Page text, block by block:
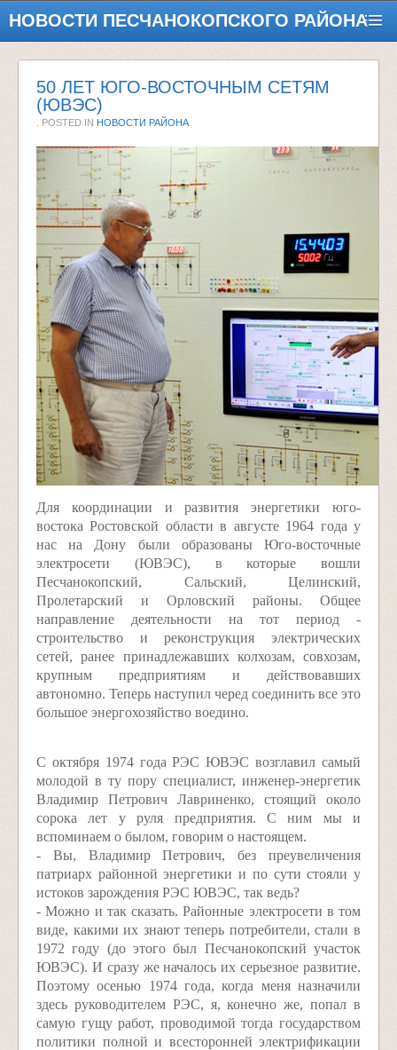
НОВОСТИ ПЕСЧАНОКОПСКОГО РАЙОНА
50 ЛЕТ ЮГО-ВОСТОЧНЫМ СЕТЯМ
(ЮВЭС)
. POSTED IN НОВОСТИ РАЙОНА
Для координации и развития энергетики юго-
востока Ростовской области в августе 1964 года у
нас на Дону были образованы Юго-восточные
электросети (ЮВЭС), в которые вошли
Песчанокопский, Сальский, Целинский,
Пролетарский и Орловский районы. Общее
направление деятельности на тот период -
строительство и реконструкция электрических
сетей, ранее принадлежавших колхозам, совхозам,
крупным предприятиям и действовавших
автономно. Теперь наступил черед соединить все это
большое энергохозяйство воедино.
С октября 1974 года РЭС ЮВЭС возглавил самый
молодой в ту пору специалист, инженер-энергетик
Владимир Петрович Лавриненко, стоящий около
сорока лет у руля предприятия. С ним мы и
вспоминаем о былом, говорим о настоящем.
- Вы, Владимир Петрович, без преувеличения
патриарх районной энергетики и по сути стояли у
истоков зарождения РЭС ЮВЭС, так ведь?
- Можно и так сказать. Районные электросети в том
виде, какими их знают теперь потребители, стали в
1972 году (до этого был Песчанокопский участок
ЮВЭС). И сразу же началось их серьезное развитие.
Поэтому осенью 1974 года, когда меня назначили
здесь руководителем РЭС, я, конечно же, попал в
самую гущу работ, проводимой тогда государством
политики полной и всесторонней электрификации